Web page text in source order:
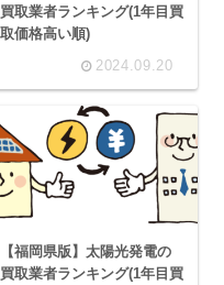
買取業者ランキング(1年目買
取価格高い順)
2024.09.20
【福岡県版】太陽光発電の
買取業者ランキング(1年目買